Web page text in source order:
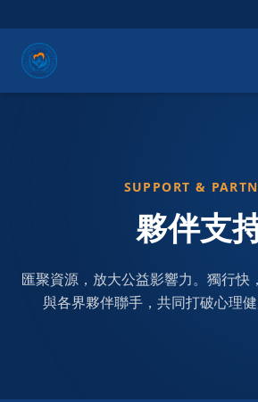
SUPPORT &
夥伴支
匯聚資源，放大公益影響力。獨行快
與各界夥伴聯手，共同打破心理健